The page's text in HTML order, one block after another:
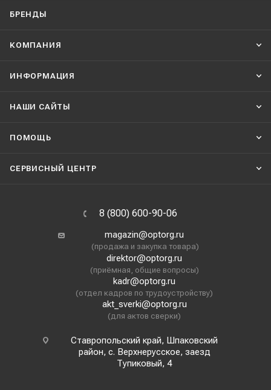
БРЕНДЫ
КОМПАНИЯ
ИНФОРМАЦИЯ
НАШИ CАЙТЫ
ПОМОЩЬ
СЕРВИСНЫЙ ЦЕНТР
8 (800) 600-90-06
magazin@optorg.ru
(продажа и закупка товара)
direktor@optorg.ru
(приёмная, общие вопросы)
kadr@optorg.ru
(отдел кадров по трудоустройству)
akt_sverki@optorg.ru
(для актов сверки)
Ставропольский край, Шпаковский
район, с. Верхнерусское, заезд
Тупиковый, 4